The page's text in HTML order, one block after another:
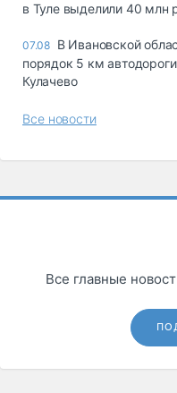
в Туле выделили 40 млн
07.08 В Ивановской
порядок 5 км
Кулачево
Все новости
Все главные